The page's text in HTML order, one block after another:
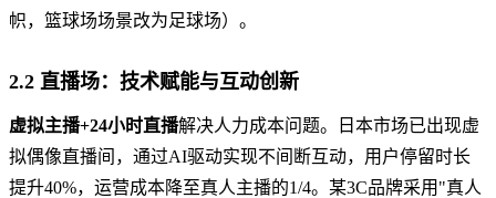
帜，篮球场场景改为足球场）。
2.2 直播场：技术赋能与互动创新
虚拟主播+24小时直播解决人力成本问题。日本市场已出现虚
拟偶像直播间，通过AI驱动实现不间断互动，用户停留时长
提升40%，运营成本降至真人主播的1/4。某3C品牌采用"真人